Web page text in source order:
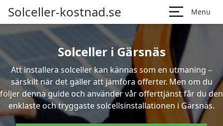
Solceller-kostnad.se Menu
Solceller i Gärsnäs
Att installera solceller kan kännas som en utmaning –
särskilt när det gäller att jämföra offerter. Men om du
följer denna guide och använder vår offerttjänst får du den
enklaste och tryggaste solcellsinstallationen i Gärsnäs.